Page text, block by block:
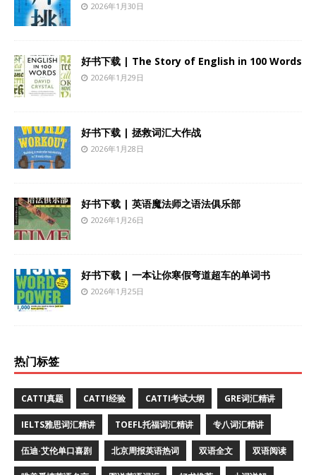
2026年1月30日
好书下载 | The Story of English in 100 Words
2026年1月29日
好书下载 | 拯救词汇大作战
2026年1月28日
好书下载 | 英语魔法师之语法俱乐部
2026年1月26日
好书下载 | 一本让你寒假弯道超车的单词书
2026年1月25日
热门标签
CATTI真题 CATTI经验 CATTI考试大纲 GRE词汇精讲
IELTS雅思词汇精讲 TOEFL托福词汇精讲 专八词汇精讲
伍迪·艾伦单口喜剧 北京周报英语热词 双语全文 双语阅读